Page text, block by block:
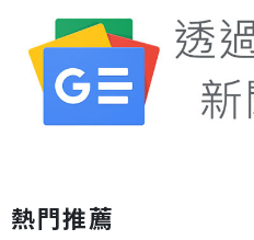
熱門推薦